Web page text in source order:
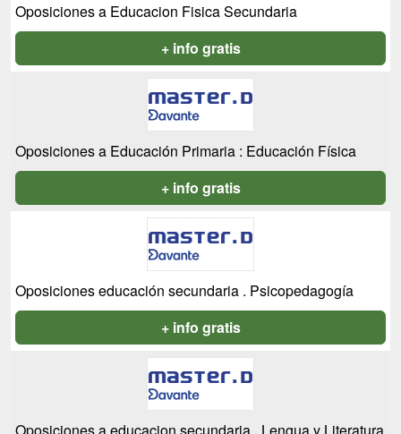
Oposiciones a Educacion Fisica Secundaria
+ info gratis
Oposiciones a Educación Primaria : Educación Física
+ info gratis
Oposiciones educación secundaria . Psicopedagogía
+ info gratis